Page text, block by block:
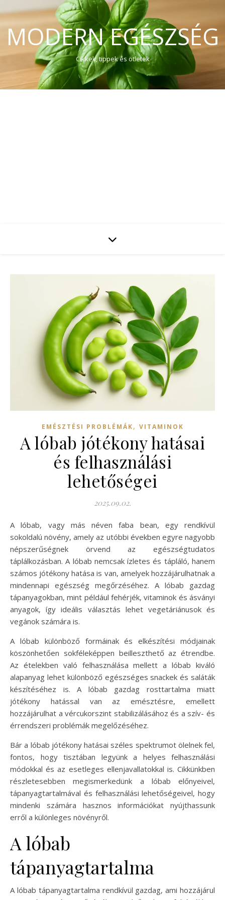
MODERN EGÉSZSÉG
Cikkek, tippek és ötletek
EMÉSZTÉSI PROBLÉMÁK, VITAMINOK
A lóbab jótékony hatásai
és felhasználási
lehetőségei
2025.09.02.
A lóbab, vagy más néven faba bean, egy rendkívül
sokoldalú növény, amely az utóbbi években egyre nagyobb
népszerűségnek örvend az egészségtudatos
táplálkozásban. A lóbab nemcsak ízletes és tápláló, hanem
számos jótékony hatása is van, amelyek hozzájárulhatnak a
mindennapi egészség megőrzéséhez. A lóbab gazdag
tápanyagokban, mint például fehérjék, vitaminok és ásványi
anyagok, így ideális választás lehet vegetáriánusok és
vegánok számára is.
A lóbab különböző formáinak és elkészítési módjainak
köszönhetően sokféleképpen beilleszthető az étrendbe.
Az ételekben való felhasználása mellett a lóbab kiváló
alapanyag lehet különböző egészséges snackek és saláták
készítéséhez is. A lóbab gazdag rosttartalma miatt
jótékony hatással van az emésztésre, emellett
hozzájárulhat a vércukorszint stabilizálásához és a szív- és
érrendszeri problémák megelőzéséhez.
Bár a lóbab jótékony hatásai széles spektrumot ölelnek fel,
fontos, hogy tisztában legyünk a helyes felhasználási
módokkal és az esetleges ellenjavallatokkal is. Cikkünkben
részletesebben megismerkedünk a lóbab előnyeivel,
tápanyagtartalmával és felhasználási lehetőségeivel, hogy
mindenki számára hasznos információkat nyújthassunk
erről a különleges növényről.
A lóbab
tápanyagtartalma
A lóbab tápanyagtartalma rendkívül gazdag, ami hozzájárul